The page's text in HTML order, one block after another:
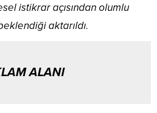
istikrar açısından olumlu
aktarıldı.
ALANI